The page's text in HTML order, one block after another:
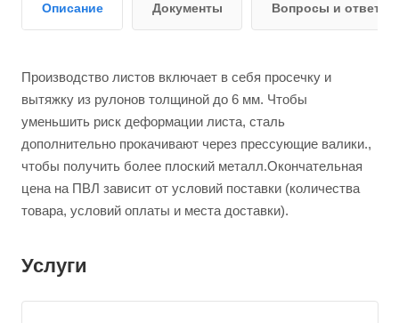
Описание Документы Вопросы и ответы
Производство листов включает в себя просечку и
вытяжку из рулонов толщиной до 6 мм. Чтобы
уменьшить риск деформации листа, сталь
дополнительно прокачивают через прессующие валики.,
чтобы получить более плоский металл.Окончательная
цена на ПВЛ зависит от условий поставки (количества
товара, условий оплаты и места доставки).
Услуги